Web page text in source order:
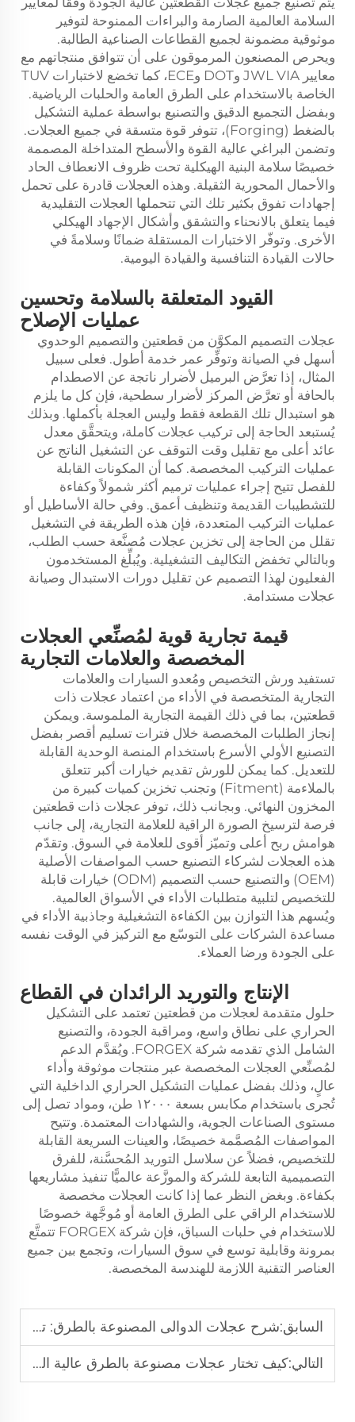
السلامة العالمية الصارمة والبراءات الممنوحة لتوفير
موثوقية مضمونة لجميع القطاعات الصناعية الطالبة.
ويحرص المصنعون المرموقون على أن تتوافق منتجاتهم مع
معايير JWL VIA وDOT وECE، كما تخضع لاختبارات TUV
الخاصة بالاستخدام على الطرق العامة والحلبات الرياضية.
وبفضل التجميع الدقيق والتصنيع بواسطة عملية التشكيل
بالضغط (Forging)، تتوفر قوة متسقة في جميع العجلات.
وتضمن البراغي عالية القوة والأسطح المتداخلة المصممة
خصيصًا سلامة البنية الهيكلية تحت ظروف الانعطاف الحاد
والأحمال المحورية الثقيلة. وهذه العجلات قادرة على تحمل
إجهادات تفوق بكثير تلك التي تتحملها العجلات التقليدية
فيما يتعلق بالانحناء والتشقق وأشكال الإجهاد الهيكلي
الأخرى. وتوفّر الاختبارات المستقلة ضمانًا وسلامةً في
حالات القيادة التنافسية والقيادة اليومية.
القيود المتعلقة بالسلامة وتحسين
عمليات الإصلاح
عجلات التصميم المكوَّن من قطعتين والتصميم الوحدوي
أسهل في الصيانة وتوفِّر عمر خدمة أطول. فعلى سبيل
المثال، إذا تعرَّض البرميل لأضرار ناتجة عن الاصطدام
بالحافة أو تعرَّض المركز لأضرار سطحية، فإن كل ما يلزم
هو استبدال تلك القطعة فقط وليس العجلة بأكملها. وبذلك
يُستبعد الحاجة إلى تركيب عجلات كاملة، ويتحقَّق معدل
عائد أعلى مع تقليل وقت التوقف عن التشغيل الناتج عن
عمليات التركيب المخصصة. كما أن المكونات القابلة
للفصل تتيح إجراء عمليات ترميم أكثر شمولاً وكفاءة
للتشطيبات القديمة وتنظيف أعمق. وفي حالة الأساطيل أو
عمليات التركيب المتعددة، فإن هذه الطريقة في التشغيل
تقلل من الحاجة إلى تخزين عجلات مُصنَّعة حسب الطلب،
وبالتالي تخفض التكاليف التشغيلية. ويُبلِّغ المستخدمون
الفعليون لهذا التصميم عن تقليل دورات الاستبدال وصيانة
عجلات مستدامة.
قيمة تجارية قوية لمُصنِّعي العجلات
المخصصة والعلامات التجارية
تستفيد ورش التخصيص ومُعدو السيارات والعلامات
التجارية المتخصصة في الأداء من اعتماد عجلات ذات
قطعتين، بما في ذلك القيمة التجارية الملموسة. ويمكن
إنجاز الطلبات المخصصة خلال فترات تسليم أقصر بفضل
التصنيع الأولي الأسرع باستخدام المنصة الوحدية القابلة
للتعديل. كما يمكن للورش تقديم خيارات أكبر تتعلق
بالملاءمة (Fitment) وتجنب تخزين كميات كبيرة من
المخزون النهائي. وبجانب ذلك، توفر عجلات ذات قطعتين
فرصة لترسيخ الصورة الراقية للعلامة التجارية، إلى جانب
هوامش ربح أعلى وتميّز أقوى للعلامة في السوق. وتقدّم
هذه العجلات لشركاء التصنيع حسب المواصفات الأصلية
(OEM) والتصنيع حسب التصميم (ODM) خيارات قابلة
للتخصيص لتلبية متطلبات الأداء في الأسواق العالمية.
ويُسهم هذا التوازن بين الكفاءة التشغيلية وجاذبية الأداء في
مساعدة الشركات على التوسّع مع التركيز في الوقت نفسه
على الجودة ورضا العملاء.
الإنتاج والتوريد الرائدان في القطاع
حلول متقدمة لعجلات من قطعتين تعتمد على التشكيل
الحراري على نطاق واسع، ومراقبة الجودة، والتصنيع
الشامل الذي تقدمه شركة FORGEX. ويُقدَّم الدعم
لمُصنِّعي العجلات المخصصة عبر منتجات موثوقة وأداء
عالٍ، وذلك بفضل عمليات التشكيل الحراري الداخلية التي
تُجرى باستخدام مكابس بسعة ١٢٠٠٠ طن، ومواد تصل إلى
مستوى الصناعات الجوية، والشهادات المعتمدة. وتتيح
المواصفات المُصمَّمة خصيصًا، والعينات السريعة القابلة
للتخصيص، فضلاً عن سلاسل التوريد المُحسَّنة، للفرق
التصميمية التابعة للشركة والموزَّعة عالميًّا تنفيذ مشاريعها
بكفاءة. وبغض النظر عما إذا كانت العجلات مخصصة
للاستخدام الراقي على الطرق العامة أو مُوجَّهة خصوصًا
للاستخدام في حلبات السباق، فإن شركة FORGEX تتمتَّع
بمرونة وقابلية توسع في سوق السيارات، وتجمع بين جميع
العناصر التقنية اللازمة للهندسة المخصصة.
السابق:شرح عجلات الدوالى المصنوعة بالطرق: تصنيف الحمولة، والملاءمة، والأناقة
التالي:كيف تختار عجلات مصنوعة بالطرق عالية الجودة لسيارتك؟